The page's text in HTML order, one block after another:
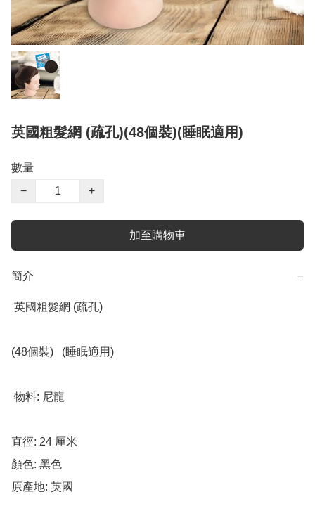
英國粗髮網 (疏孔)(48個裝)(睡眠適用)
數量
−
+
加至購物車
簡介 −
(48個裝)   (睡眠適用)
直徑: 24 厘米
顏色: 黑色
原產地: 英國